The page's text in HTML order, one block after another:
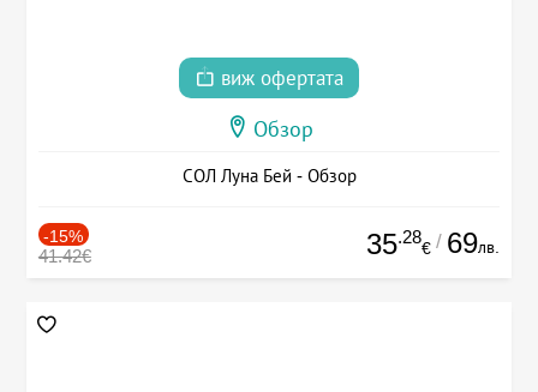
виж офертата
Обзор
СОЛ Луна Бей - Обзор
-15%
41.42€ 35.28
€ / 69лв.